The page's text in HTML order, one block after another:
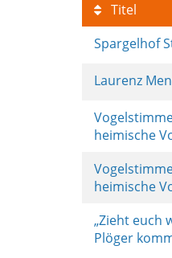
Titel
Spargelhof
Laurenz
heimische
heimische
„Zieht euch
Plöger